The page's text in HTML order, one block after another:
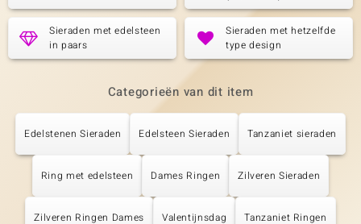
Sieraden met edelsteen
in paars
Sieraden met hetzelfde
type design
Categorieën van dit item
Edelstenen Sieraden Edelsteen Sieraden Tanzaniet sieraden
Ring met edelsteen Dames Ringen Zilveren Sieraden
Zilveren Ringen Dames Valentijnsdag Tanzaniet Ringen